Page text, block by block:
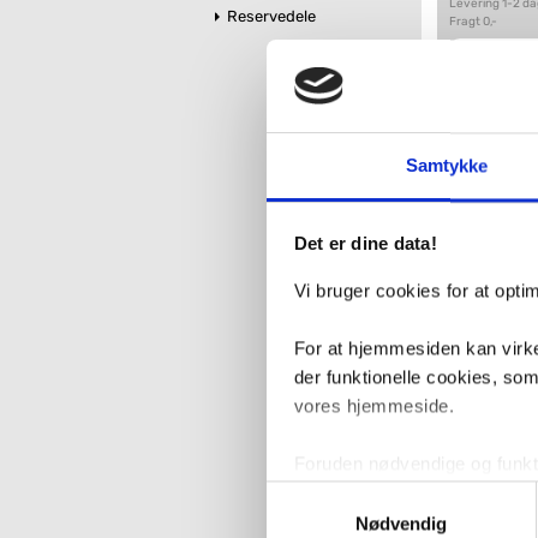
Samtykke
Det er dine data!
Vi bruger cookies for at
For at hjemmesiden kan
der funktionelle cookies,
vores hjemmeside.
med henblik på
Nødvendig
Reservedele
Levering 1-2
Fragt 0,-
t/